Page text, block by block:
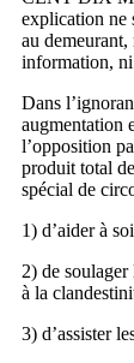
explication ne
au demeurant,
information, ni
Dans
augmentation
l’opposition
produit total
spécial de
1) d’aider à
2) de
à la
3) d’assister